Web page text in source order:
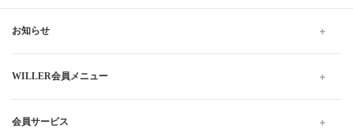
お知らせ
WILLER会員メニュー
会員サービス